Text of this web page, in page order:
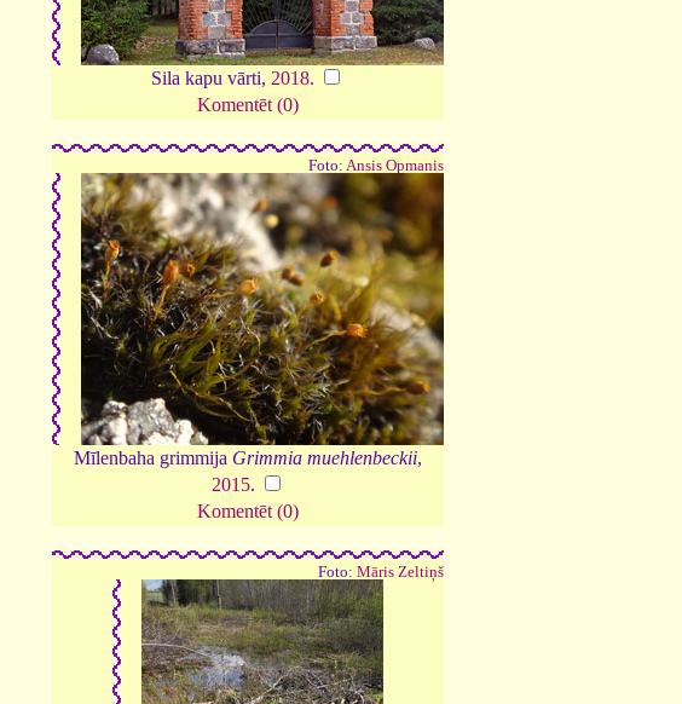
Sila kapu vārti, 2018.
Komentēt (0)
Foto: Ansis Opmanis
Mīlenbaha grimmija Grimmia muehlenbeckii,
2015.
Komentēt (0)
Foto: Māris Zeltiņš